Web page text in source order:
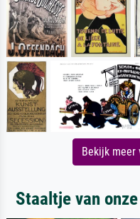
Bekijk meer
Staaltje van